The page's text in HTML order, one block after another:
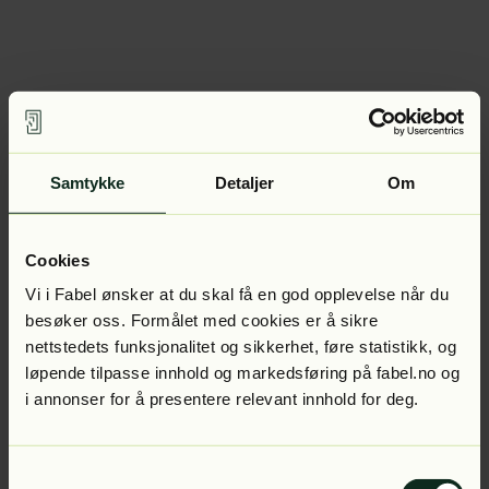
Samtykke Detaljer Om
Cookies
Vi i Fabel ønsker at du skal få en god opplevelse når du
besøker oss. Formålet med cookies er å sikre
nettstedets funksjonalitet og sikkerhet, føre statistikk, og
løpende tilpasse innhold og markedsføring på fabel.no og
i annonser for å presentere relevant innhold for deg.